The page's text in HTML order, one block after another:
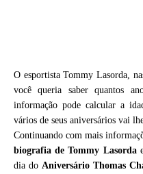
O esportista Tommy Lasorda,
você queria saber quantos
informação pode calcular a
vários de seus aniversários vai
Continuando com mais
biografia deTommy Lasorda
dia do Aniversário Thomas